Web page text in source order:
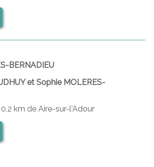
BERNADIEU
et Sophie MOLERES-
km de Aire-sur-l'Adour